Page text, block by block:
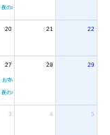
夜のボードゲーム会
20 21 22
27
お寺のジャグリング教室
夜のボードゲーム会
28 29
3 4 5